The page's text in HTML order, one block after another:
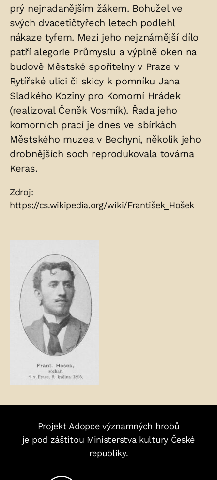
prý nejnadanějším žákem. Bohužel ve
svých dvacetičtyřech letech podlehl
nákaze tyfem. Mezi jeho nejznámější dílo
patří alegorie Průmyslu a výplně oken na
budově Městské spořitelny v Praze v
Rytířské ulici či skicy k pomníku Jana
Sladkého Koziny pro Komorní Hrádek
(realizoval Čeněk Vosmík). Řada jeho
komorních prací je dnes ve sbírkách
Městského muzea v Bechyni, několik jeho
drobnějších soch reprodukovala továrna
Keras.
Zdroje:
Zdroj:
https://cs.wikipedia.org/wiki/František_Hošek
Projekt Adopce významných hrobů
je pod záštitou Ministerstva kultury České
republiky.